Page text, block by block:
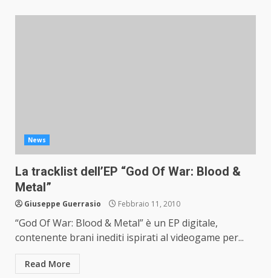
News
La tracklist dell’EP “God Of War: Blood &
Metal”
Giuseppe Guerrasio Febbraio 11, 2010
“God Of War: Blood & Metal” è un EP digitale,
contenente brani inediti ispirati al videogame per...
Read More